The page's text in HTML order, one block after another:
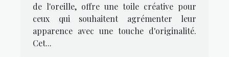
de l'oreille, offre une toile créative pour
ceux qui souhaitent agrémenter leur
apparence avec une touche d'originalité.
Cet...